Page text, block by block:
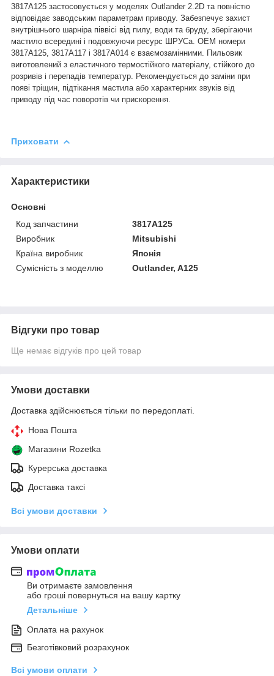
3817A125 застосовується у моделях Outlander 2.2D та повністю
відповідає заводським параметрам приводу. Забезпечує захист
внутрішнього шарніра піввісі від пилу, води та бруду, зберігаючи
мастило всередині і подовжуючи ресурс ШРУСа. OEM номери
3817A125, 3817A117 і 3817A014 є взаємозамінними. Пильовик
виготовлений з еластичного термостійкого матеріалу, стійкого до
розривів і перепадів температур. Рекомендується до заміни при
появі тріщин, підтікання мастила або характерних звуків від
приводу під час поворотів чи прискорення.
Приховати
Характеристики
Основні
Код запчастини
3817A125
Виробник
Mitsubishi
Країна виробник
Японія
Сумісність з моделлю
Outlander, A125
Відгуки про товар
Ще немає відгуків про цей товар
Умови доставки
Доставка здійснюється тільки по передоплаті.
Нова Пошта
Магазини Rozetka
Курерська доставка
Доставка таксі
Всі умови доставки
Умови оплати
Ви отримаєте замовлення
або гроші повернуться на вашу картку
Детальніше
Оплата на рахунок
Безготівковий розрахунок
Всі умови оплати